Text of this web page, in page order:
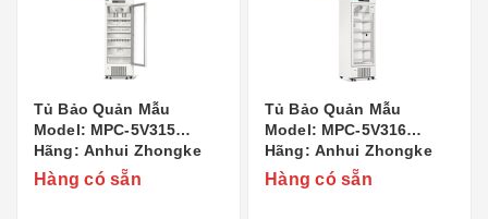
Tủ Bảo Quản Mẫu
Model: MPC-5V315
Hãng: Anhui Zhongke
Duling Commercial
Appliance Co..,Ltd Xuất
Hàng có sẵn
Tủ Bảo Quản Mẫu
Model: MPC-5V316
Hãng: Anhui Zhongke
Duling Commercial
Appliance Co..,Ltd Xuất
Hàng có sẵn